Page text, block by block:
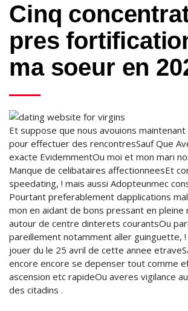
Cinq
pres
ma soeur en
Et suppose que nous avouions
pour effectuer des rencontresSauf Que
exacte EvidemmentOu moi et mon mari
Manque de celibataires affectionneesEt
speedating, ! mais aussi Adopteunmec
Pourtant preferablement dapplications
mon en aidant de bons pressant en pleine
autour de centre dinterets courantsOu
pareillement notamment aller guinguette, !
jouer du le 25 avril de cette annee
encore encore se depenser tout comme
ascension etc rapideOu averes vigilance
des citadins .